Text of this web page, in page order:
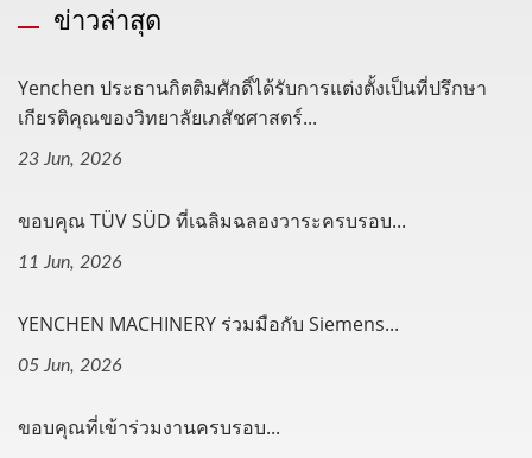
ข่าวล่าสุด
Yenchen ประธานกิตติมศักดิ์ได้รับการแต่งตั้งเป็นที่ปรึกษา
เกียรติคุณของวิทยาลัยเภสัชศาสตร์...
23 Jun, 2026
ขอบคุณ TÜV SÜD ที่เฉลิมฉลองวาระครบรอบ...
11 Jun, 2026
YENCHEN MACHINERY ร่วมมือกับ Siemens...
05 Jun, 2026
ขอบคุณที่เข้าร่วมงานครบรอบ...